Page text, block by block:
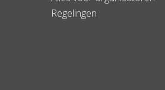
Regelingen